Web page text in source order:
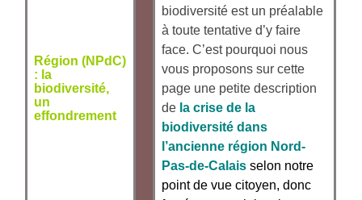
Région (NPdC)
: la
biodiversité,
un
effondrement
biodiversité est un préalable
à toute tentative d’y faire
face. C’est pourquoi nous
vous proposons sur cette
page une petite description
dela crise de la
biodiversité dans
l’ancienne région Nord-
Pas-de-Calais selon notre
point de vue citoyen, donc